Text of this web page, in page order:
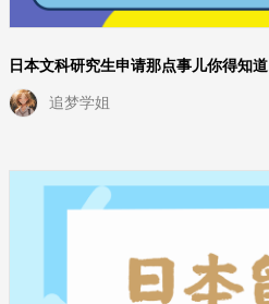
日本文科研究生申请那点事儿你得知道
追梦学姐